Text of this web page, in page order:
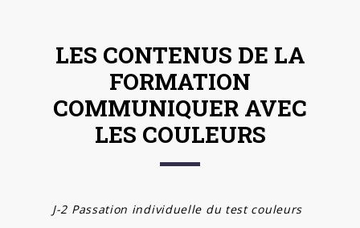
LES CONTENUS DE LA
FORMATION
COMMUNIQUER AVEC
LES COULEURS
J-2 Passation individuelle du test couleurs